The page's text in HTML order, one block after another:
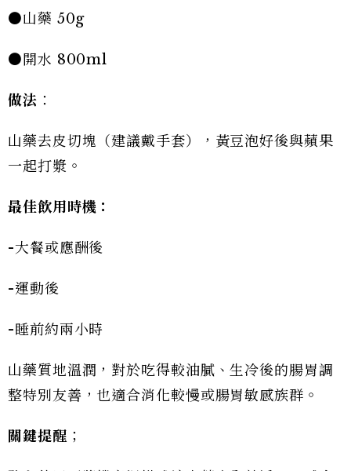
●山藥 50g
●開水 800ml
做法 ：
山藥去皮切塊（建議戴手套），黃豆泡好後與蘋果
一起打漿。
最佳飲用時機：
-大餐或應酬後
-運動後
-睡前約兩小時
山藥質地溫潤，對於吃得較油膩、生冷後的腸胃調
整特別友善，也適合消化較慢或腸胃敏感族群。
關鍵提醒 ；